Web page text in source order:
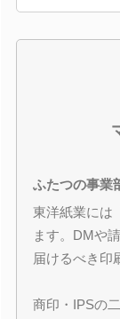
ふたつの事業
東洋紙業には
ます。DMや
届けるべき印
商印・IPSの